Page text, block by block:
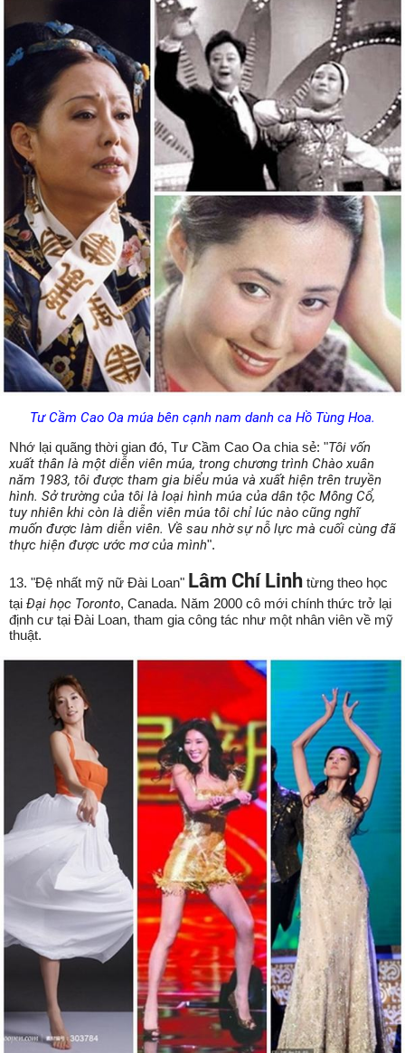
Tư Cầm Cao Oa múa bên cạnh nam danh ca Hồ Tùng Hoa.
Nhớ lại quãng thời gian đó, Tư Cầm Cao Oa chia sẻ: "Tôi vốn
xuất thân là một diễn viên múa, trong chương trình Chào xuân
năm 1983, tôi được tham gia biểu múa và xuất hiện trên truyền
hình. Sở trường của tôi là loại hình múa của dân tộc Mông Cổ,
tuy nhiên khi còn là diễn viên múa tôi chỉ lúc nào cũng nghĩ
muốn được làm diễn viên. Về sau nhờ sự nỗ lực mà cuối cùng đã
thực hiện được ước mơ của mình".
13. "Đệ nhất mỹ nữ Đài Loan" Lâm Chí Linh từng theo học
tại Đại học Toronto, Canada. Năm 2000 cô mới chính thức trở lại
định cư tại Đài Loan, tham gia công tác như một nhân viên về mỹ
thuật.